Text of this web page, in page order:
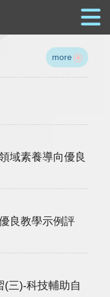
more
域素養導向優良
良教學示例評
三)-科技輔助自